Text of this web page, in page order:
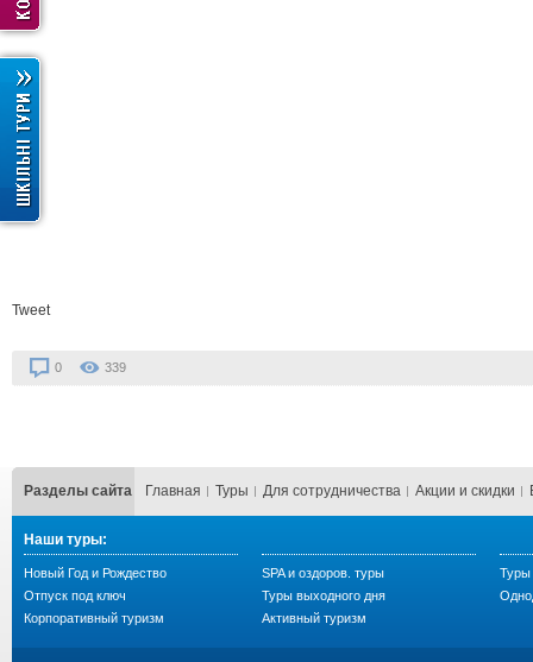
Tweet
0 339
Разделы сайта Главная Туры Для сотрудничества Акции и скидки
Наши туры:
Новый Год и Рождество
Отпуск под ключ
Корпоративный туризм
SPA и оздоров. туры
Туры выходного дня
Активный туризм
Туры